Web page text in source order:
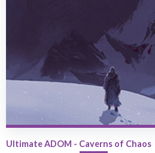
Ultimate ADOM - Caverns of Chaos